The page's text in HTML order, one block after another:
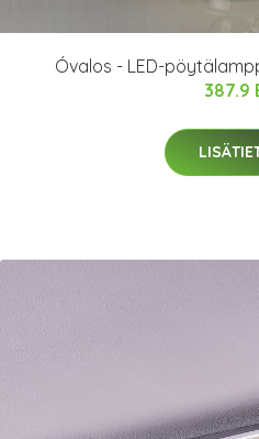
Óvalos - LED-
387.9